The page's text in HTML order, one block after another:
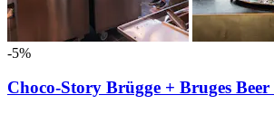
-5%
Choco-Story Brügge + Bruges Beer